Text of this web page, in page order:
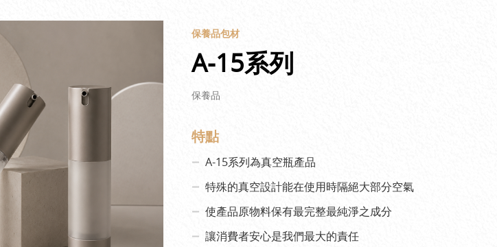
保養品包材
A-15系列
保養品
特點
A-15系列為真空瓶產品
特殊的真空設計能在使用時隔絕大部分空氣
使產品原物料保有最完整最純淨之成分
讓消費者安心是我們最大的責任